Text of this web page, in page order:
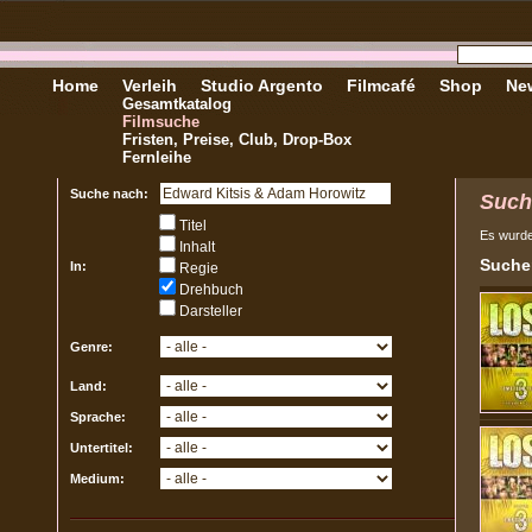
Home Verleih
Gesamtkatalog
Filmsuche
Fristen, Preise, Club, Drop-Box
Fernleihe
Studio Argento Filmcafé Shop
Suche nach:
In:
Titel
Inhalt
Regie
Drehbuch
Darsteller
Genre:
Land:
Sprache:
Untertitel:
Medium:
Es